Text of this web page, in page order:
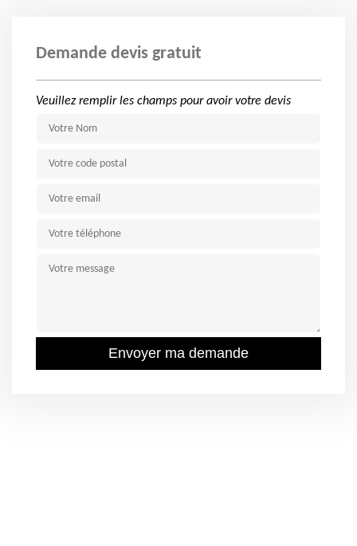
Demande devis gratuit
Veuillez remplir les champs pour avoir votre devis